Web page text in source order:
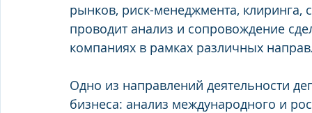
рынков, риск-менеджмента, клиринга,
проводит анализ и сопровождение
компаниях в рамках различных
Одно из направлений деятельности
бизнеса: анализ международного и